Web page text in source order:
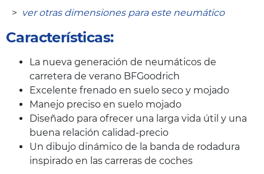
> ver otras dimensiones para este neumático
Características:
La nueva generación de neumáticos de
carretera de verano BFGoodrich
Excelente frenado en suelo seco y mojado
Manejo preciso en suelo mojado
Diseñado para ofrecer una larga vida útil y una
buena relación calidad-precio
Un dibujo dinámico de la banda de rodadura
inspirado en las carreras de coches